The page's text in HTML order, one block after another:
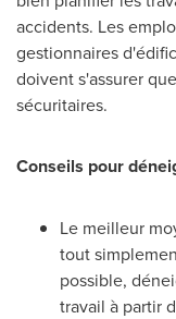
accidents. Les
gestionnaires
doivent s'assurer
sécuritaires.
Conseils pour
Le meilleur
tout
possible,
travail à partir